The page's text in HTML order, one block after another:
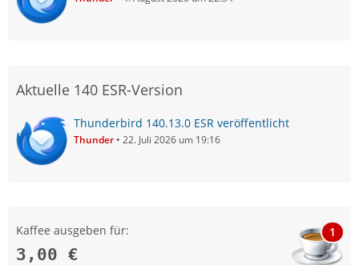
Aktuelle 140 ESR-Version
Thunderbird 140.13.0 ESR veröffentlicht
Thunder 22. Juli 2026 um 19:16
Kaffee ausgeben für:
3,00 €
1